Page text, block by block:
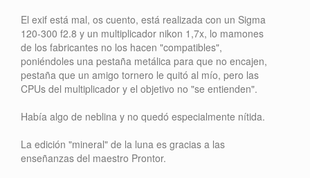
El exif está mal, os cuento, está realizada con un Sigma
120-300 f2.8 y un multiplicador nikon 1,7x, lo mamones
de los fabricantes no los hacen "compatibles",
poniéndoles una pestaña metálica para que no encajen,
pestaña que un amigo tornero le quitó al mío, pero las
CPUs del multiplicador y el objetivo no "se entienden".
Había algo de neblina y no quedó especialmente nítida.
La edición "mineral" de la luna es gracias a las
enseñanzas del maestro Prontor.